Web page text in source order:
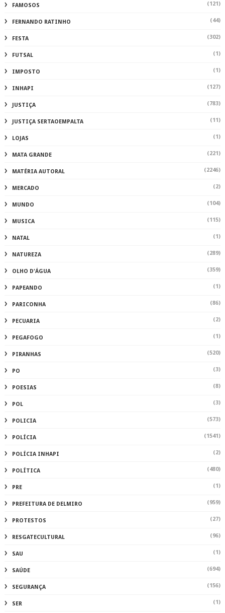
FAMOSOS (121)
FERNANDO RATINHO (44)
FESTA (302)
FUTSAL (1)
IMPOSTO (1)
INHAPI (127)
JUSTIÇA (783)
JUSTIÇA SERTAOEMPALTA (11)
LOJAS (1)
MATA GRANDE (221)
MATÉRIA AUTORAL (2246)
MERCADO (2)
MUNDO (104)
MUSICA (115)
NATAL (1)
NATUREZA (289)
OLHO D'ÁGUA (359)
PAPEANDO (1)
PARICONHA (86)
PECUARIA (2)
PEGAFOGO (1)
PIRANHAS (520)
PO (3)
POESIAS (8)
POL (3)
POLICIA (573)
POLÍCIA (1541)
POLÍCIA INHAPI (2)
POLÍTICA (480)
PRE (1)
PREFEITURA DE DELMIRO (959)
PROTESTOS (27)
RESGATECULTURAL (96)
SAU (1)
SAÚDE (694)
SEGURANÇA (156)
SER (1)